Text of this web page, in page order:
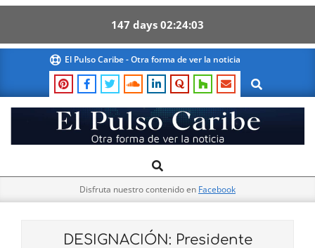
147 days 02 24 03
content
El Pulso Caribe - Otra forma de ver la noticia
Search
El
Pulso
Navigation
Search
Disfruta nuestro contenido en Facebook
DESIGNACIÓN: Presidente